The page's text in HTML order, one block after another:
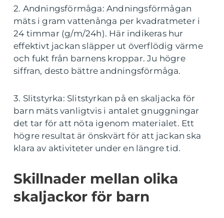
2. Andningsförmåga: Andningsförmågan
mäts i gram vattenånga per kvadratmeter i
24 timmar (g/m/24h). Här indikeras hur
effektivt jackan släpper ut överflödig värme
och fukt från barnens kroppar. Ju högre
siffran, desto bättre andningsförmåga.
3. Slitstyrka: Slitstyrkan på en skaljacka för
barn mäts vanligtvis i antalet gnuggningar
det tar för att nöta igenom materialet. Ett
högre resultat är önskvärt för att jackan ska
klara av aktiviteter under en längre tid.
Skillnader mellan olika
skaljackor för barn